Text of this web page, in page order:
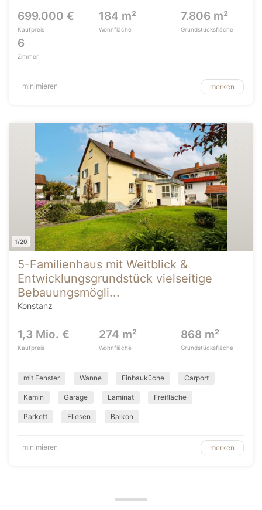
699.000 €
Kaufpreis
184 m²
Wohnfläche
7.806 m²
Grundstücksfläche
6
Zimmer
minimieren merken
1/20
5-Familienhaus mit Weitblick &
Entwicklungsgrundstück vielseitige
Bebauungsmögli...
Konstanz
1,3 Mio. €
Kaufpreis
274 m²
Wohnfläche
868 m²
Grundstücksfläche
mit Fenster Wanne Einbauküche Carport
Kamin Garage Laminat Freifläche
Parkett Fliesen Balkon
minimieren merken